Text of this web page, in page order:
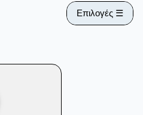
Επιλογές ☰